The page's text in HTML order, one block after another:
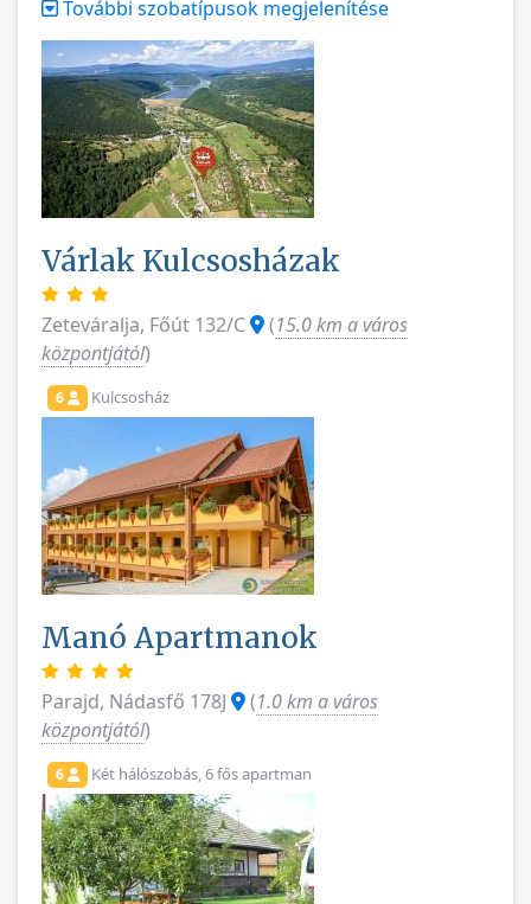
További szobatípusok megjelenítése
Várlak Kulcsosházak
Zeteváralja, Főút 132/C (15.0 km a város
központjától)
6 Kulcsosház
Manó Apartmanok
Parajd, Nádasfő 178J (1.0 km a város
központjától)
6 Két hálószobás, 6 fős apartman